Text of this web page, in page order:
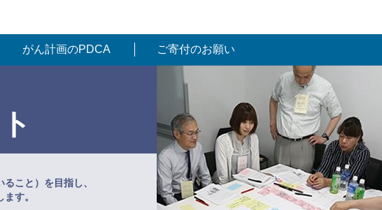
がん計画のPDCA ご寄付のお願い
こと）を目指し、
す。